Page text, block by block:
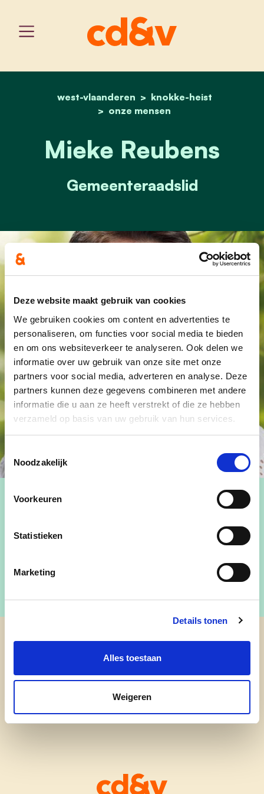
Deze website maakt gebruik van cookies
We gebruiken cookies om content en advertenties te
personaliseren, om functies voor social media te bieden
en om ons websiteverkeer te analyseren. Ook delen we
informatie over uw gebruik van onze site met onze
partners voor social media, adverteren en analyse. Deze
partners kunnen deze gegevens combineren met andere
informatie die u aan ze heeft verstrekt of die ze hebben
verzameld op basis van uw gebruik van hun services.
Noodzakelijk
Voorkeuren
Statistieken
Marketing
Details tonen
Alles toestaan
Weigeren
home
west-vlaanderen
knokke-heist
onze mensen
mieke reubens
Mieke Reubens
Gemeenteraadslid
Mieke Reubens
cd&v Knokke-Heist